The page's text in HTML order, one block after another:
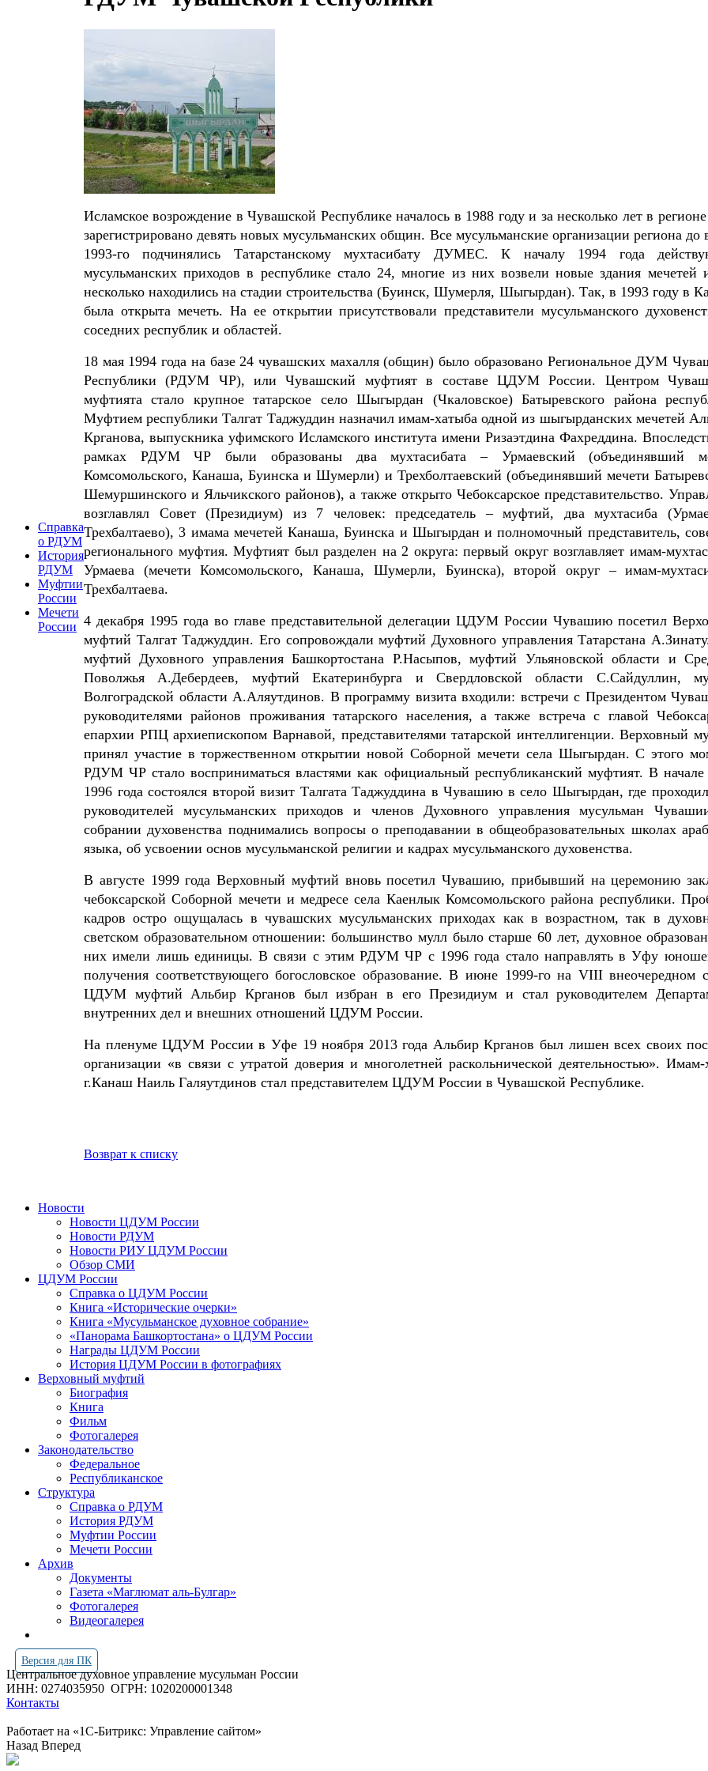
Справка
о РДУМ
История
РДУМ
Муфтии
России
Мечети
России
Исламское возрождение в Чувашской Республике началось в 1988 году и за несколько лет в
зарегистрировано девять новых мусульманских общин. Все мусульманские организации региона до
1993-го подчинялись Татарстанскому мухтасибату ДУМЕС. К началу 1994 года
мусульманских приходов в республике стало 24, многие из них возвели новые здания мечетей
несколько находились на стадии строительства (Буинск, Шумерля, Шыгырдан). Так, в 1993 году в
была открыта мечеть. На ее открытии присутствовали представители мусульманского
соседних республик и областей.
18 мая 1994 года на базе 24 чувашских махалля (общин) было образовано Региональное ДУМ
Республики (РДУМ ЧР), или Чувашский муфтият в составе ЦДУМ России. Центром
муфтията стало крупное татарское село Шыгырдан (Чкаловское) Батыревского района
Муфтием республики Талгат Таджуддин назначил имам-хатыба одной из шыгырданских мечетей
Крганова, выпускника уфимского Исламского института имени Ризаэтдина Фахреддина.
рамках РДУМ ЧР были образованы два мухтасибата – Урмаевский (объединявший
Комсомольского, Канаша, Буинска и Шумерли) и Трехболтаевский (объединявший мечети
Шемуршинского и Яльчикского районов), а также открыто Чебоксарское представительство.
возглавлял Совет (Президиум) из 7 человек: председатель – муфтий, два мухтасиба
Трехбалтаево), 3 имама мечетей Канаша, Буинска и Шыгырдан и полномочный представитель,
регионального муфтия. Муфтият был разделен на 2 округа: первый округ возглавляет имам-
Урмаева (мечети Комсомольского, Канаша, Шумерли, Буинска), второй округ – имам-
Трехбалтаева.
4 декабря 1995 года во главе представительной делегации ЦДУМ России Чувашию посетил
муфтий Талгат Таджуддин. Его сопровождали муфтий Духовного управления Татарстана
муфтий Духовного управления Башкортостана Р.Насыпов, муфтий Ульяновской области и
Поволжья А.Дебердеев, муфтий Екатеринбурга и Свердловской области С.Сайдуллин,
Волгоградской области А.Аляутдинов. В программу визита входили: встречи с Президентом
руководителями районов проживания татарского населения, а также встреча с главой
епархии РПЦ архиепископом Варнавой, представителями татарской интеллигенции. Верховный
принял участие в торжественном открытии новой Соборной мечети села Шыгырдан. С этого
РДУМ ЧР стало восприниматься властями как официальный республиканский муфтият. В
1996 года состоялся второй визит Талгата Таджуддина в Чувашию в село Шыгырдан, где
руководителей мусульманских приходов и членов Духовного управления мусульман
собрании духовенства поднимались вопросы о преподавании в общеобразовательных школах
языка, об усвоении основ мусульманской религии и кадрах мусульманского духовенства.
В августе 1999 года Верховный муфтий вновь посетил Чувашию, прибывший на церемонию
чебоксарской Соборной мечети и медресе села Каенлык Комсомольского района республики.
кадров остро ощущалась в чувашских мусульманских приходах как в возрастном, так в
светском образовательном отношении: большинство мулл было старше 60 лет, духовное
них имели лишь единицы. В связи с этим РДУМ ЧР с 1996 года стало направлять в Уфу
получения соответствующего богословское образование. В июне 1999-го на VIII внеочередном
ЦДУМ муфтий Альбир Крганов был избран в его Президиум и стал руководителем
внутренних дел и внешних отношений ЦДУМ России.
На пленуме ЦДУМ России в Уфе 19 ноября 2013 года Альбир Крганов был лишен всех своих
организации «в связи с утратой доверия и многолетней раскольнической деятельностью». Имам-
г.Канаш Наиль Галяутдинов стал представителем ЦДУМ России в Чувашской Республике.
Возврат к списку
Новости
Новости ЦДУМ России
Новости РДУМ
Новости РИУ ЦДУМ России
Обзор СМИ
ЦДУМ России
Справка о ЦДУМ России
Книга «Исторические очерки»
Книга «Мусульманское духовное собрание»
«Панорама Башкортостана» о ЦДУМ России
Награды ЦДУМ России
История ЦДУМ России в фотографиях
Верховный муфтий
Биография
Книга
Фильм
Фотогалерея
Законодательство
Федеральное
Республиканское
Структура
Справка о РДУМ
История РДУМ
Муфтии России
Мечети России
Архив
Документы
Газета «Маглюмат аль-Булгар»
Фотогалерея
Видеогалерея
Версия для ПК
Центральное духовное управление мусульман России
ИНН: 0274035950 ОГРН: 1020200001348
Контакты
Работает на «1С-Битрикс: Управление сайтом»
Назад Вперед